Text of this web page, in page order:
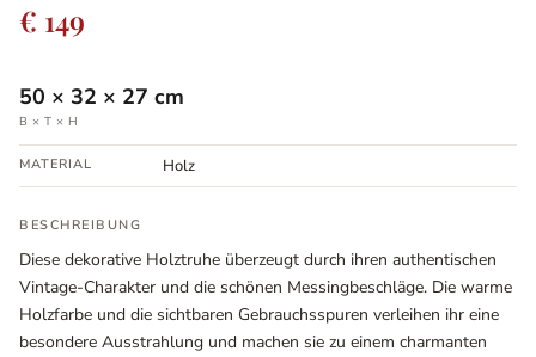
€ 149
50 × 32 × 27 cm
B × T × H
MATERIAL Holz
BESCHREIBUNG
Diese dekorative Holztruhe überzeugt durch ihren authentischen
Vintage-Charakter und die schönen Messingbeschläge. Die warme
Holzfarbe und die sichtbaren Gebrauchsspuren verleihen ihr eine
besondere Ausstrahlung und machen sie zu einem charmanten